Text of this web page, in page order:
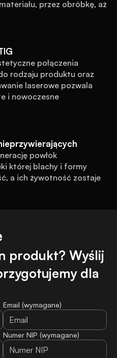
przez obróbkę, aż
połączenia
rodzaju produktu oraz
laserowe pozwala
i nowoczesne
powłok
której blachy i formy
a ich żywotność zostaje
produkt? Wyślij
dla
Email (wymagane)
Numer NIP (wymagane)